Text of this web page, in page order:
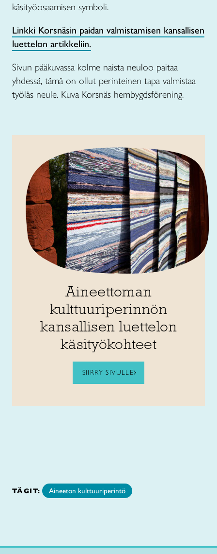
käsityöosaamisen symboli.
Linkki Korsnäsin paidan valmistamisen kansallisen
luettelon artikkeliin.
Sivun pääkuvassa kolme naista neuloo paitaa
yhdessä, tämä on ollut perinteinen tapa valmistaa
työläs neule. Kuva Korsnäs hembygdsförening.
Aineettoman
kulttuuriperinnön
kansallisen luettelon
käsityökohteet
SIIRRY SIVULLE
TÄGIT: Aineeton kulttuuriperintö